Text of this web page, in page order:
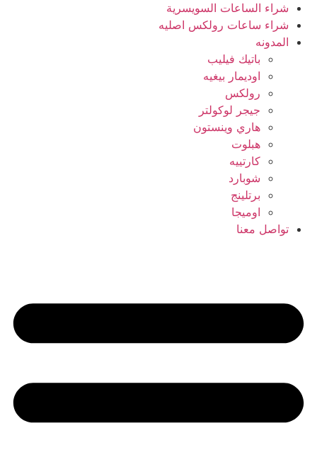
شراء الساعات السويسرية
شراء ساعات رولكس اصليه
المدونه
باتيك فيليب
اوديمار بيغيه
رولكس
جيجر لوكولتر
هاري وينستون
هبلوت
كارتييه
شوبارد
برتلينج
اوميجا
تواصل معنا